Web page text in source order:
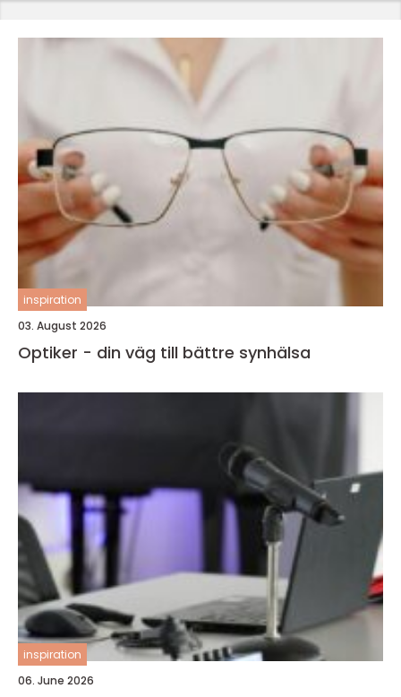
inspiration
03. August 2026
Optiker - din väg till bättre synhälsa
inspiration
06. June 2026